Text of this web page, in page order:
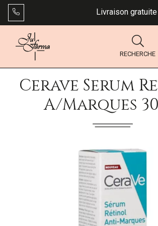
Livraison gratuite
RECHERCHE
Cerave Serum
A/marques